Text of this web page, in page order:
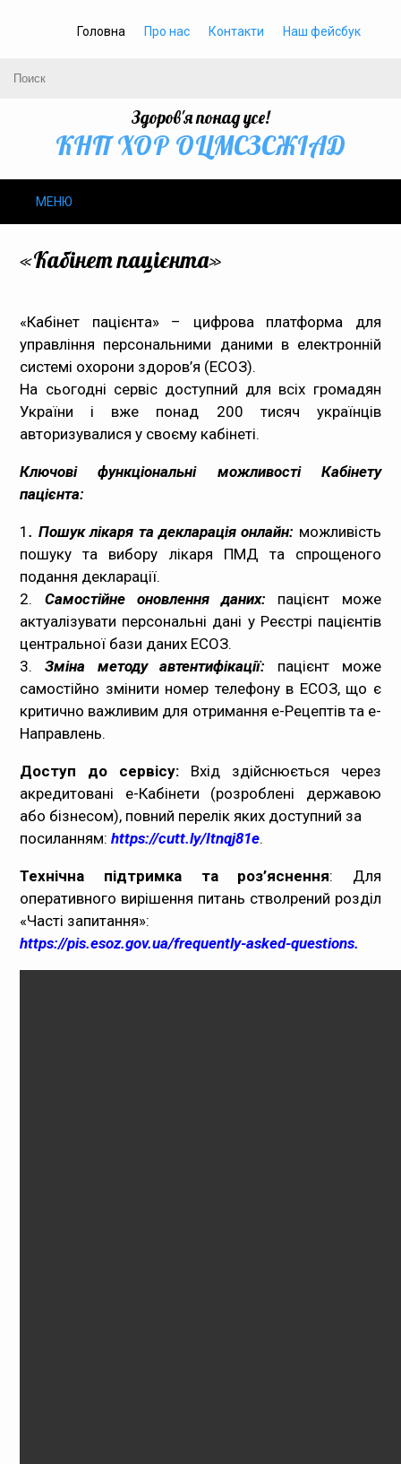
Головна Про нас Контакти Наш фейсбук
Здоров'я понад усе!
КНП ХОР ОЦМСЗСЖIАД
МЕНЮ
Безбар’єрність
Громадянам
Статистика
Контакти
Карта сайта
«Кабінет пацієнта»
«Кабінет пацієнта» – цифрова платформа для
управління персональними даними в електронній
системі охорони здоров’я (ЕСОЗ).
На сьогодні сервіс доступний для всіх громадян
України і вже понад 200 тисяч українців
авторизувалися у своєму кабінеті.
Ключові функціональні можливості Кабінету
пацієнта:
1. Пошук лікаря та декларація онлайн: можливість
пошуку та вибору лікаря ПМД та спрощеного
подання декларації.
2. Самостійне оновлення даних: пацієнт може
актуалізувати персональні дані у Реєстрі пацієнтів
центральної бази даних ЕСОЗ.
3.Зміна методу автентифікації: пацієнт може
самостійно змінити номер телефону в ЕСОЗ, що є
критично важливим для отримання е-Рецептів та е-
Направлень.
Доступ до сервісу: Вхід здійснюється через
акредитовані е-Кабінети (розроблені державою
або бізнесом), повний перелік яких доступний за
посиланням:https://cutt.ly/Itnqj81e.
Технічна підтримка та роз’яснення: Для
оперативного вирішення питань стволрений розділ
«Часті запитання»:
https://pis.esoz.gov.ua/frequently-asked-questions.